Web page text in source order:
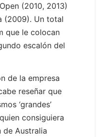
(2010, 2013)
(2009). Un total
que le colocan
escalón del
de la empresa
reseñar que
‘grandes’
consiguiera
de Australia